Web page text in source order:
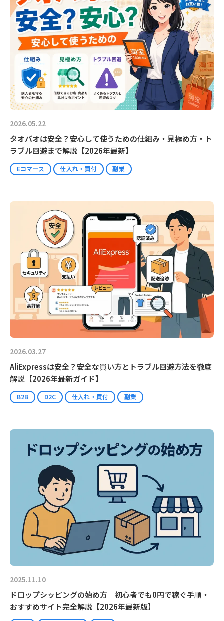
2026.05.22
タオバオは安全？安心して使うための仕組み・見極め方・ト
ラブル回避まで解説【2026年最新】
Eコマース 仕入れ・買付 副業
2026.03.27
AliExpressは安全？安全な買い方とトラブル回避方法を徹底
解説【2026年最新ガイド】
B2B D2C 仕入れ・買付 副業
2025.11.10
ドロップシッピングの始め方｜初心者でも0円で稼ぐ手順・
おすすめサイト完全解説【2026年最新版】